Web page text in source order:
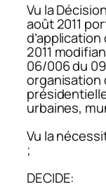
Vu la
août 2011
d’application
2011
06/006 du
organisation
urbaines,
Vu la
;
DECIDE: